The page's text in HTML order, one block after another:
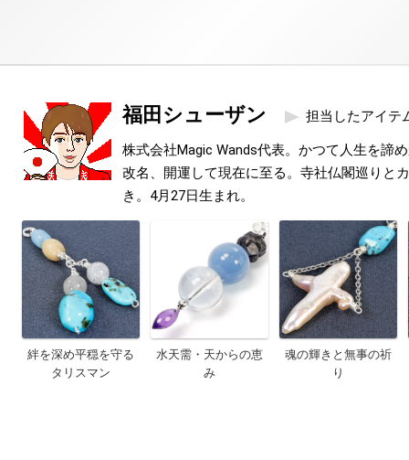
福田シューザン 担当したアイテ
株式会社Magic Wands代表。かつて人生を諦
改名、開運して現在に至る。寺社仏閣巡りと
き。4月27日生まれ。
絆を深め平穏を守る
タリスマン
水天需・天からの恵
み
魂の輝きと無事の祈
り